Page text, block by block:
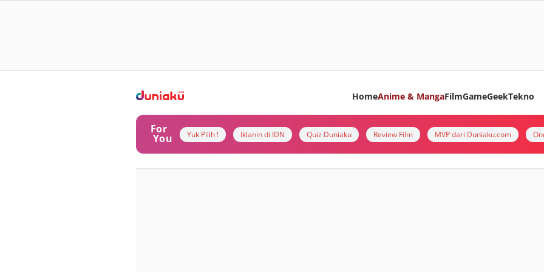
HomeAnime & MangaFilmGameGeekTekno
For
You Yuk Pilih ! Iklanin di IDN Quiz Duniaku Review Film MVP dari Duniaku.com